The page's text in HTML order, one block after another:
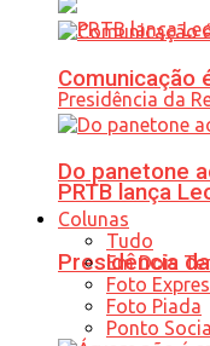
PRTB lança
Presidência
Comunicação
Do panetone
Colunas
Tudo
Em Dois
Foto
Foto Piada
Ponto